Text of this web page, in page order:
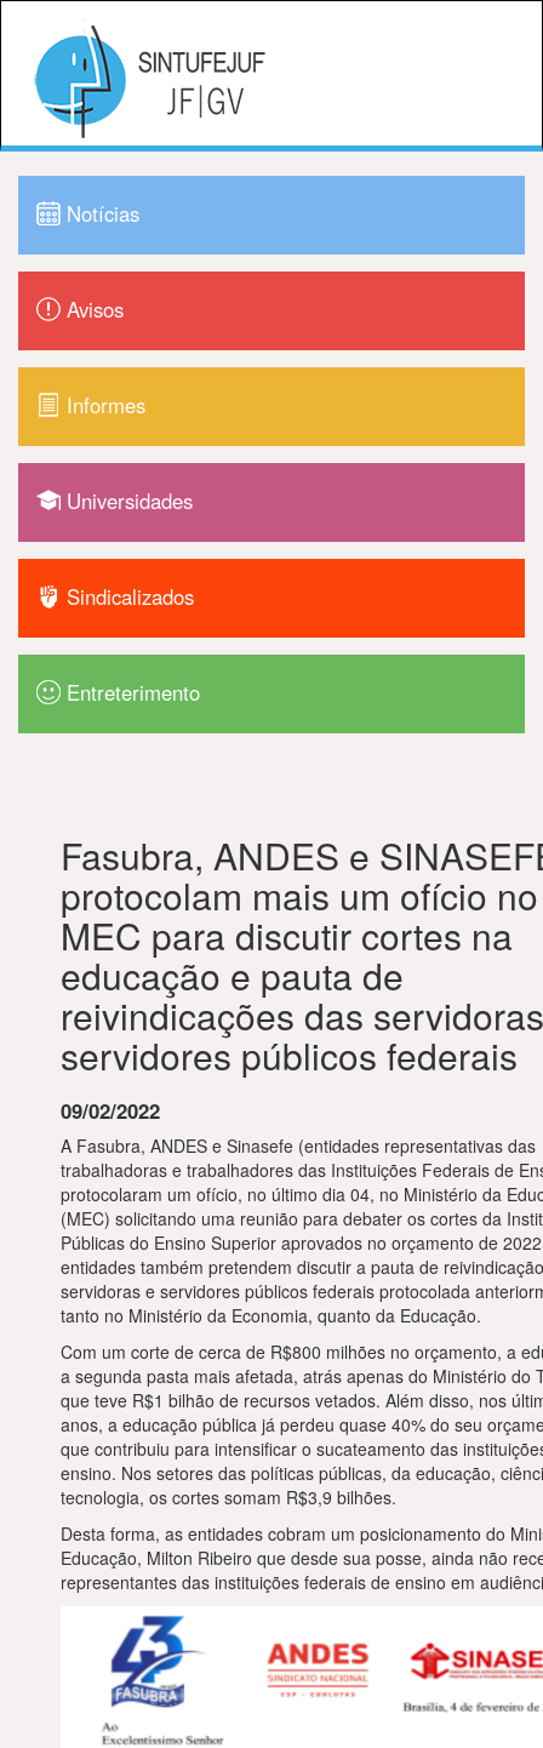
Notícias
Avisos
Informes
Universidades
Sindicalizados
Entreterimento
Fasubra, ANDES e
protocolam mais um ofício no
MEC para discutir cortes na
educação e pauta de
reivindicações das
servidores públicos federais
09/02/2022
A Fasubra, ANDES e Sinasefe (entidades representativas das
trabalhadoras e trabalhadores das Instituições Federais de
protocolaram um ofício, no último dia 04, no Ministério da
(MEC) solicitando uma reunião para debater os cortes da
Públicas do Ensino Superior aprovados no orçamento de
entidades também pretendem discutir a pauta de
servidoras e servidores públicos federais protocolada
tanto no Ministério da Economia, quanto da Educação.
Com um corte de cerca de R$800 milhões no orçamento, a
a segunda pasta mais afetada, atrás apenas do Ministério do
que teve R$1 bilhão de recursos vetados. Além disso, nos
anos, a educação pública já perdeu quase 40% do seu
que contribuiu para intensificar o sucateamento das
ensino. Nos setores das políticas públicas, da educação,
tecnologia, os cortes somam R$3,9 bilhões.
Desta forma, as entidades cobram um posicionamento do
Educação, Milton Ribeiro que desde sua posse, ainda não
representantes das instituições federais de ensino em